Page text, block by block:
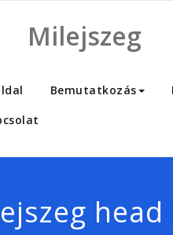
Milejszeg
Bemutatkozás
head